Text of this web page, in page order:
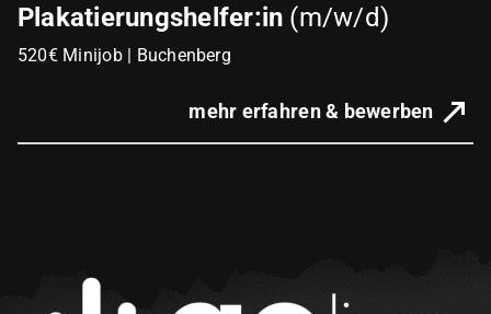
Plakatierungshelfer:in (m/w/d)
520€ Minijob | Buchenberg
mehr erfahren & bewerben